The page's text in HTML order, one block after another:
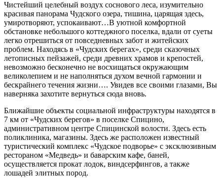
Чистейший целебный воздух соснового леса, изумительно
красивая панорама Чудского озера, тишина, царящая здесь,
умиротворяют, успокаивают…В уютной комфортной
обстановке небольшого коттеджного поселка, вдали от суеты
легко отрешиться от повседневных забот и житейских
проблем. Находясь в «Чудских берегах», среди сказочных
летописных пейзажей, среди древних храмов и крепостей,
невозможно бесконечно не восхищаться окружающим
великолепием и не наполняться духом вечной гармонии и
бескрайнего течения жизни…. Увидев все своими глазами, Вы
наверняка захотите вернуться сюда вновь.
Ближайшие объекты социальной инфраструктуры находятся в
7 км от «Чудских берегов» в поселке Спицино,
административном центре Спицинской волости. Здесь есть
поликлиника, магазины. Здесь же расположен известный
туристический комплекс «Чудское подворье» с эксклюзивным
рестораном «Медведь» и баварским кафе, баней,
осуществляется прокат лодок, виндсерфингов, а также
лошадей элитных пород.